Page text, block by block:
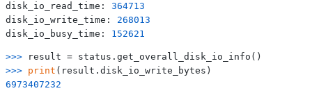
disk_io_read_time: 364713
disk_io_write_time: 268013
disk_io_busy_time: 152621
>>>
>>> print
6973407232